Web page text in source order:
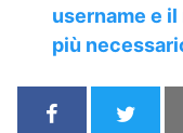
username e
più